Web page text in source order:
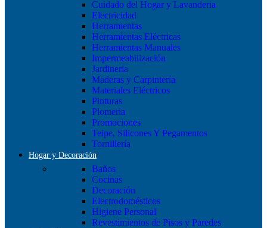
Cuidado del Hogar y Lavanderia
Electricidad
Herramientas
Herramientas Eléctricas
Herramientas Manuales
Impermeabilización
Jardineria
Maderas y Carpintería
Materiales Eléctricos
Pinturas
Plomería
Promociones
Teipe, Silicones Y Pegamentos
Tornillería
Hogar y Decoración
Baños
Cocinas
Decoración
Electrodomésticos
Higiene Personal
Revestimientos de Pisos y Paredes